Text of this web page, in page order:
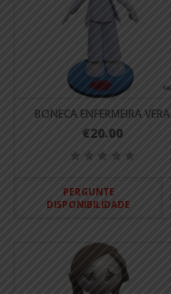
BONECA ENFERMEIRA VERA
€20.00
PERGUNTE
DISPONIBILIDADE